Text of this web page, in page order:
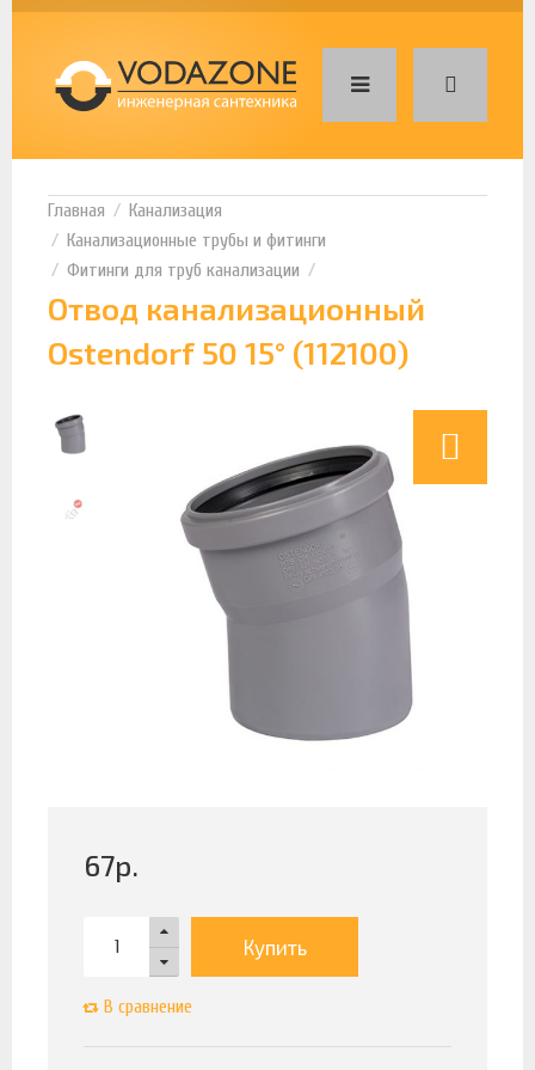
Канализация
Канализационные трубы и фитинги
Фитинги для труб канализации
Отвод канализационный
Ostendorf 50 15° (112100)
67р.
Купить
В сравнение